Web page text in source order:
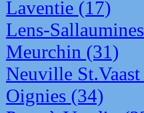
Laventie (17)
Lens-
Meurchin (31)
Neuville
Oignies (34)